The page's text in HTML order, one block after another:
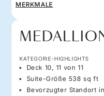
MERKMALE
KATEGORIE-HIGHLIGHTS
Deck 10, 11 von 11
Suite-Größe 538 sq ft
Bevorzugter Standort